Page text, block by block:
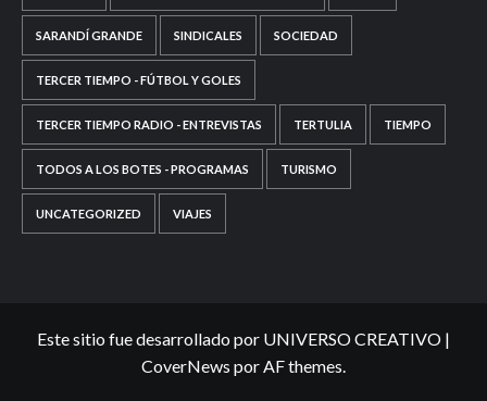
SARANDÍ GRANDE SINDICALES SOCIEDAD
TERCER TIEMPO - FÚTBOL Y GOLES
TERCER TIEMPO RADIO - ENTREVISTAS TERTULIA TIEMPO
TODOS A LOS BOTES - PROGRAMAS TURISMO
UNCATEGORIZED VIAJES
Este sitio fue desarrollado por UNIVERSO CREATIVO |
CoverNews por AF themes.